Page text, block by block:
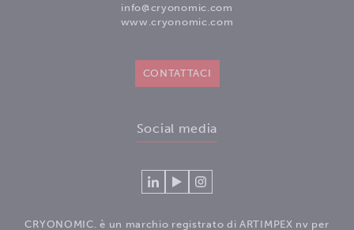
info@cryonomic.com
www.cryonomic.com
CONTATTACI
Social media
Connecteer
Cryonomic
Watch
videos
Volg
op
CRYONOMIC. è un marchio registrato di ARTIMPEX nv per